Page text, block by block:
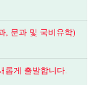
, 문과 및 국비유학)
롭게 출발합니다.